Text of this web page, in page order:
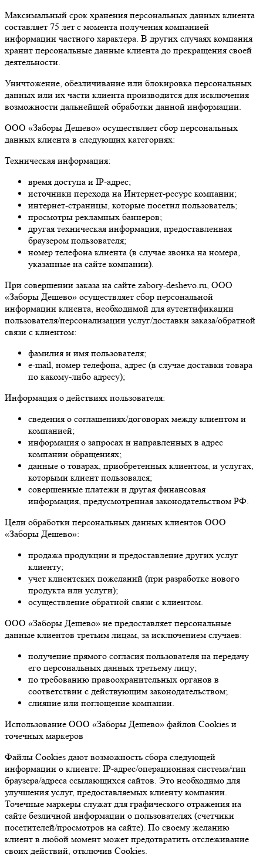
Максимальный срок хранения персональных данных клиента
составляет 75 лет с момента получения компанией
информации частного характера. В других случаях компания
хранит персональные данные клиента до прекращения своей
деятельности.
Уничтожение, обезличивание или блокировка персональных
данных или их части клиента производится для исключения
возможности дальнейшей обработки данной информации.
ООО «Заборы Дешево» осуществляет сбор персональных
данных клиента в следующих категориях:
Техническая информация:
время доступа и IP-адрес;
источники перехода на Интернет-ресурс компании;
интернет-страницы, которые посетил пользователь;
просмотры рекламных баннеров;
другая техническая информация, предоставленная
браузером пользователя;
номер телефона клиента (в случае звонка на номера,
указанные на сайте компании).
При совершении заказа на сайте zabory-deshevo.ru, ООО
«Заборы Дешево» осуществляет сбор персональной
информации клиента, необходимой для аутентификации
пользователя/персонализации услуг/доставки заказа/обратной
связи с клиентом:
фамилия и имя пользователя;
e-mail, номер телефона, адрес (в случае доставки товара
по какому-либо адресу);
Информация о действиях пользователя:
сведения о соглашениях/договорах между клиентом и
компанией;
информация о запросах и направленных в адрес
компании обращениях;
данные о товарах, приобретенных клиентом, и услугах,
которыми клиент пользовался;
совершенные платежи и другая финансовая
информация, предусмотренная законодательством РФ.
Цели обработки персональных данных клиентов ООО
«Заборы Дешево»:
продажа продукции и предоставление других услуг
клиенту;
учет клиентских пожеланий (при разработке нового
продукта или услуги);
осуществление обратной связи с клиентом.
ООО «Заборы Дешево» не предоставляет персональные
данные клиентов третьим лицам, за исключением случаев:
получение прямого согласия пользователя на передачу
его персональных данных третьему лицу;
по требованию правоохранительных органов в
соответствии с действующим законодательством;
слияние или поглощение компании.
Использование ООО «Заборы Дешево» файлов Cookies и
точечных маркеров
Файлы Cookies дают возможность сбора следующей
информации о клиенте: IP-адрес/операционная система/тип
браузера/адреса ссылающихся сайтов. Это необходимо для
улучшения услуг, предоставляемых клиенту компании.
Точечные маркеры служат для графического отражения на
сайте безличной информации о пользователях (счетчики
посетителей/просмотров на сайте). По своему желанию
клиент в любой момент может предотвратить отслеживание
своих действий, отключив Cookies.